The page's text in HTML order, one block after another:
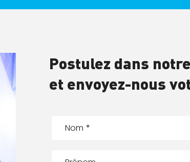
Postulez dans
et envoyez-nous